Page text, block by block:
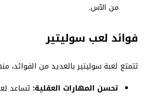
من الآس.
فوائد لعب سوليتير
تتمتع لعبة سوليتير بالعديد من الفوائد،
تحسن المهارات العقلية: تساعد